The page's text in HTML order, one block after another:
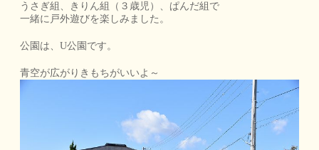
うさぎ組、きりん組（３歳児）、ぱんだ組で
一緒に戸外遊びを楽しみました。
公園は、U公園です。
青空が広がりきもちがいいよ～